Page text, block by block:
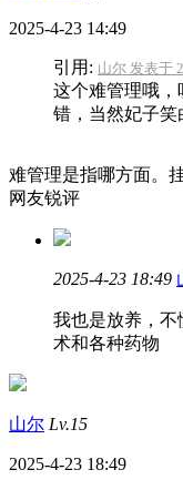
2025-4-23 14:49
引用: 山尔 发表于
这个难管理哦，
错，当然妃子笑
难管理是指哪方面。
网友锐评
2025-4-23 18:49
我也是放养，
术和各种药物
山尔 Lv.15
2025-4-23 18:49